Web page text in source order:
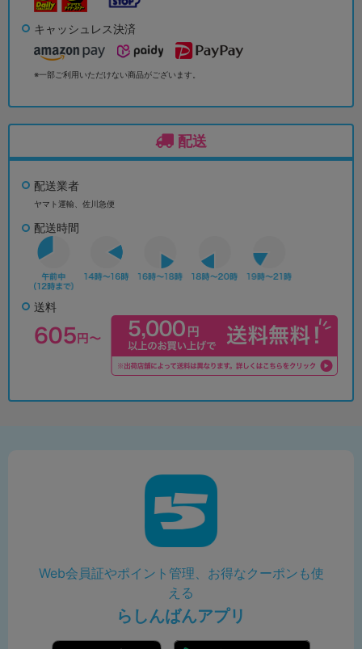
キャッシュレス決済
※一部ご利用いただけない商品がございます。
配送
配送業者
ヤマト運輸、佐川急便
配送時間
送料
Web会員証やポイント管理、お得なクーポンも使
える
らしんばんアプリ